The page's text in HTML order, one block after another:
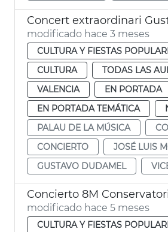
modificado hace 3 meses
CULTURA Y FIESTAS
CULTURA
TODAS LAS
VALENCIA
EN PORTADA
EN PORTADA TEMÁTICA
PALAU DE LA MÚSICA
CONCIERTO
JOSÉ LUIS
GUSTAVO DUDAMEL
Concierto 8M
modificado hace 5 meses
CULTURA Y FIESTAS